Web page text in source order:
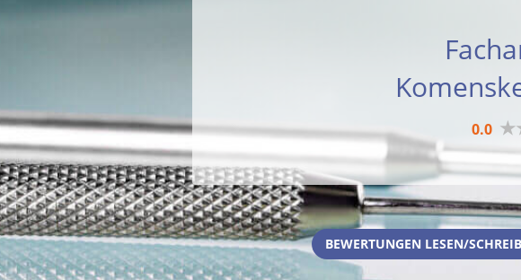
0.0
BEWERTUNGEN LESEN/